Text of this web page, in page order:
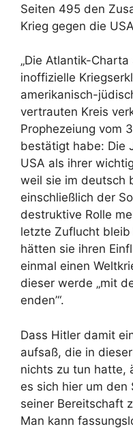
Seiten 495 den
Krieg gegen die
„Die Atlantik-
inoffizielle
amerikanisch-
vertrauten Kreis
Prophezeiung vom
bestätigt habe: Die
USA als ihrer
weil sie im deutsch
einschließlich der
destruktive Rolle
letzte Zuflucht bleib
hätten sie ihren
einmal einen
dieser werde „mit
enden’“.
Dass Hitler damit
aufsaß, die in
nichts zu tun hatte,
es sich hier um den
seiner Bereitschaft
Man kann